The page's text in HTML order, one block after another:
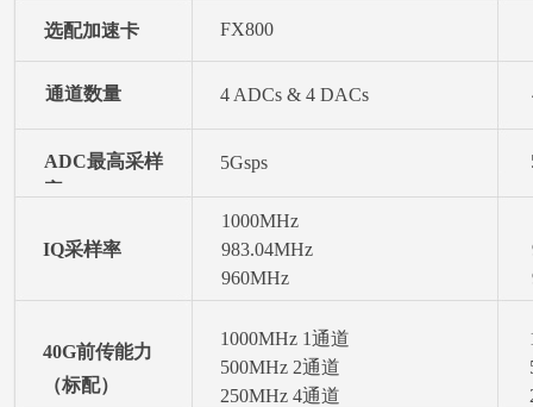
4 ADCs & 4 DACs
ADC最高采样
率
选配加速卡 FX800
通道数量
5Gsps
IQ采样率
1000MHz
983.04MHz
960MHz
40G前传能力
（标配）
1000MHz 1通道
500MHz 2通道
250MHz 4通道